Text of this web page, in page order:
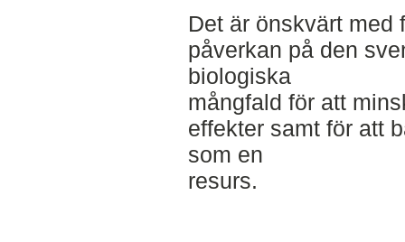
Det är önskvärt med
påverkan på den
biologiska
mångfald för att
effekter samt för att
som en
resurs.